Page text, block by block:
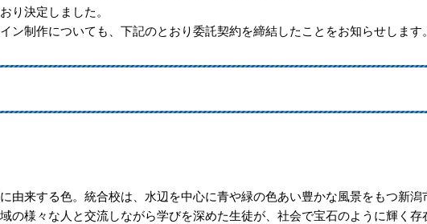
り決定しました。
ン制作についても、下記のとおり委託契約を締結したことをお知らせします
由来する色。統合校は、水辺を中心に青や緑の色あい豊かな風景をもつ新潟
の様々な人と交流しながら学びを深めた生徒が、社会で宝石のように輝く存